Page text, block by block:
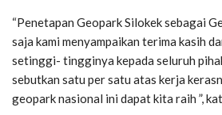
“Penetapan Geopark Silokek sebagai
saja kami menyampaikan terima kasih
setinggi- tingginya kepada seluruh
sebutkan satu per satu atas kerja
geopark nasional ini dapat kita raih ”,